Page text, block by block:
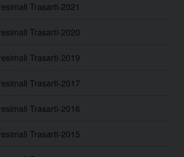
Trasarti-2021
Trasarti-2020
Trasarti-2019
Trasarti-2017
Trasarti-2016
Trasarti-2015